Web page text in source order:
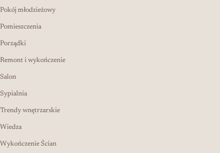
Pokój młodzieżowy
Pomieszczenia
Porządki
Remont i wykończenie
Salon
Sypialnia
Trendy wnętrzarskie
Wiedza
Wykończenie Ścian